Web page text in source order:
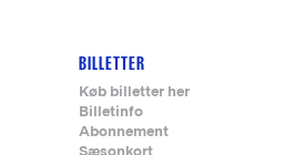
BILLETTER
Køb billetter her
Billetinfo
Abonnement
Sæsonkort